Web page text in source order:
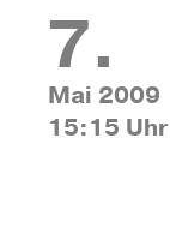
7.
Mai 2009
15:15 Uhr